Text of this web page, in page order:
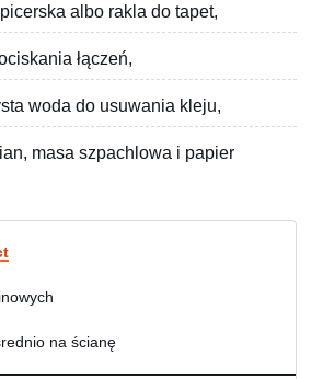
albo rakla do tapet,
łączeń,
woda do usuwania kleju,
masa szpachlowa i papier
na ścianę